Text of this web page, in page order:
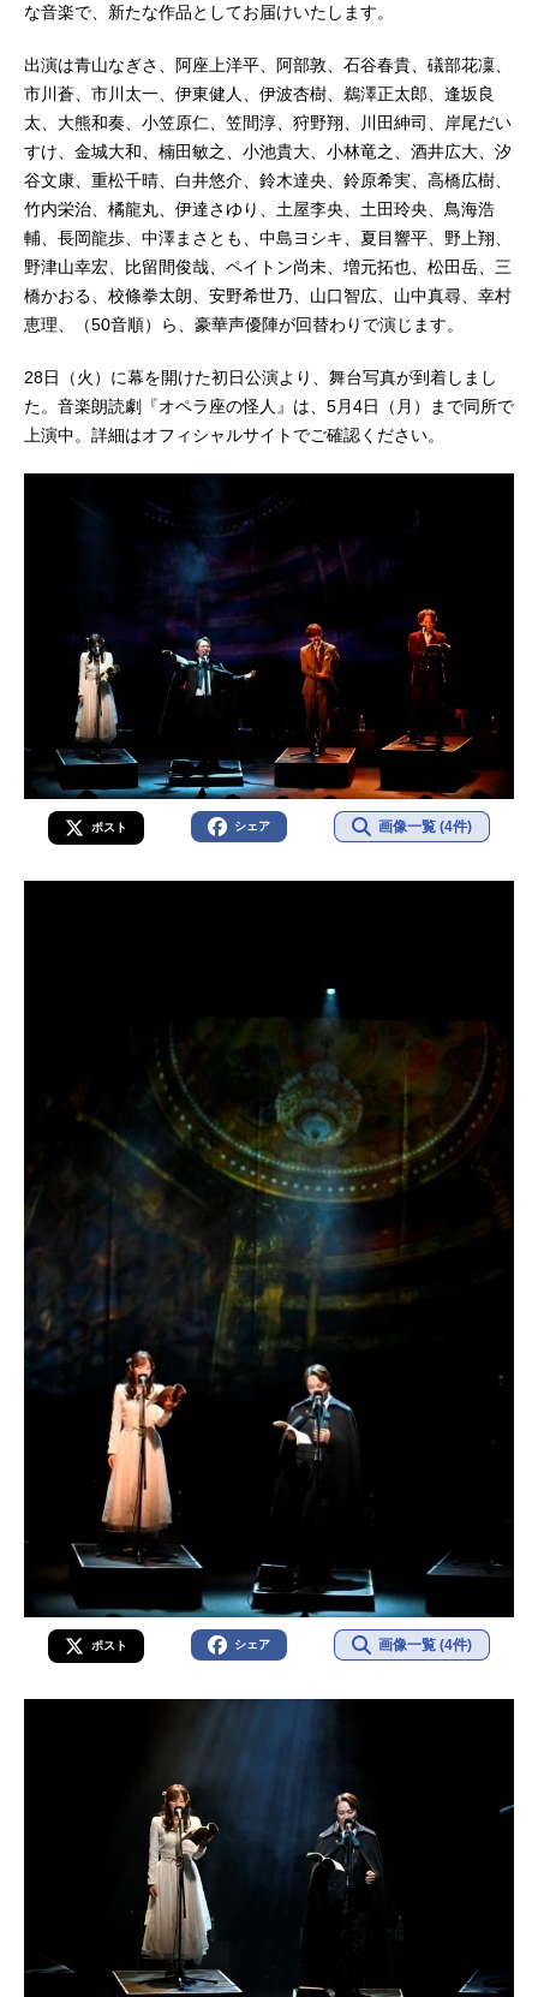
な音楽で、新たな作品としてお届けいたします。
出演は青山なぎさ、阿座上洋平、阿部敦、石谷春貴、礒部花凜、
市川蒼、市川太一、伊東健人、伊波杏樹、鵜澤正太郎、逢坂良
太、大熊和奏、小笠原仁、笠間淳、狩野翔、川田紳司、岸尾だい
すけ、金城大和、楠田敏之、小池貴大、小林竜之、酒井広大、汐
谷文康、重松千晴、白井悠介、鈴木達央、鈴原希実、高橋広樹、
竹内栄治、橘龍丸、伊達さゆり、土屋李央、土田玲央、鳥海浩
輔、長岡龍歩、中澤まさとも、中島ヨシキ、夏目響平、野上翔、
野津山幸宏、比留間俊哉、ペイトン尚未、増元拓也、松田岳、三
橋かおる、校條拳太朗、安野希世乃、山口智広、山中真尋、幸村
恵理、（50音順）ら、豪華声優陣が回替わりで演じます。
28日（火）に幕を開けた初日公演より、舞台写真が到着しまし
た。音楽朗読劇『オペラ座の怪人』は、5月4日（月）まで同所で
上演中。詳細はオフィシャルサイトでご確認ください。
ポスト シェア 画像一覧 (4件)
ポスト シェア 画像一覧 (4件)